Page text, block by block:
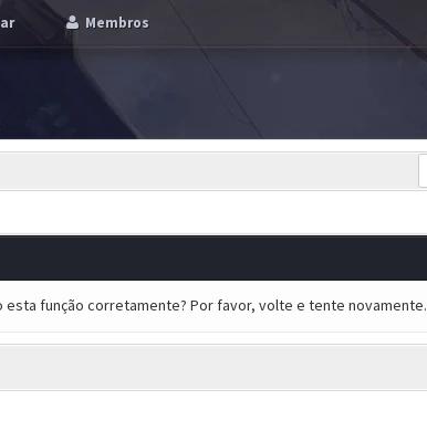
Membros
função corretamente? Por favor, volte e tente novamente.